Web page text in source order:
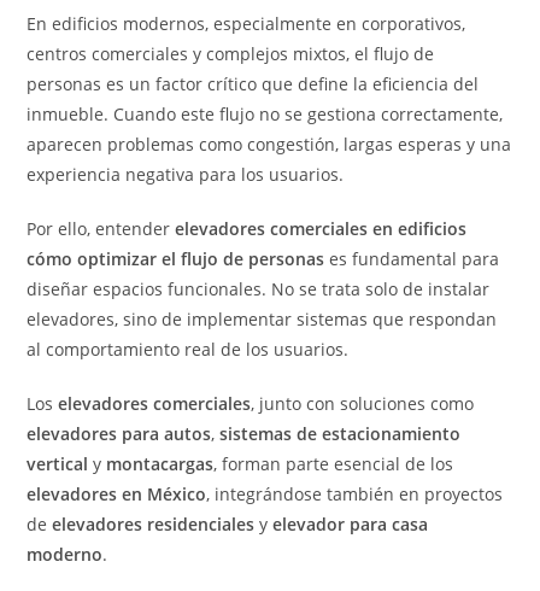
entrada:
En edificios modernos, especialmente en corporativos,
centros comerciales y complejos mixtos, el flujo de
personas es un factor crítico que define la eficiencia del
inmueble. Cuando este flujo no se gestiona correctamente,
aparecen problemas como congestión, largas esperas y una
experiencia negativa para los usuarios.
Por ello, entenderelevadores comerciales en edificios
cómo optimizar el flujo de personas es fundamental para
diseñar espacios funcionales. No se trata solo de instalar
elevadores, sino de implementar sistemas que respondan
al comportamiento real de los usuarios.
Loselevadores comerciales, junto con soluciones como
elevadores para autos,sistemas de estacionamiento
vertical y montacargas, forman parte esencial de los
elevadores en México, integrándose también en proyectos
deelevadores residenciales yelevador para casa
moderno.